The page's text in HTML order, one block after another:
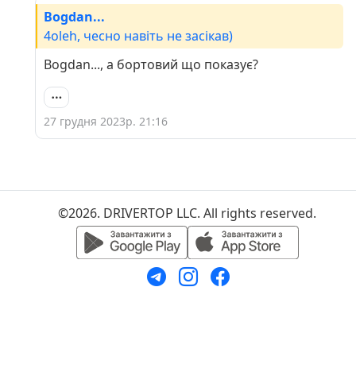
Bogdan...
4oleh, чесно навіть не засікав)
Bogdan..., а бортовий що показує?
27 грудня 2023р. 21:16
©2026. DRIVERTOP LLC. All rights reserved.